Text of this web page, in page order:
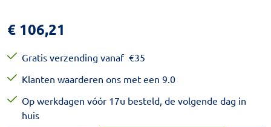
€ 106,21
Gratis verzending vanaf €35
Klanten waarderen ons met een 9.0
Op werkdagen vóór 17u besteld, de volgende dag in
huis